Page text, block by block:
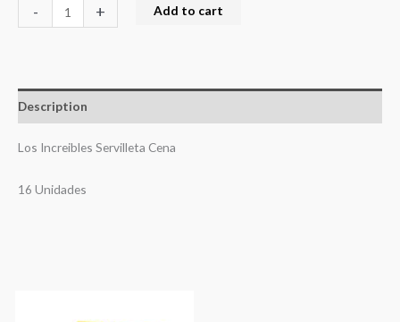
- + Add to cart
Description
Los Increibles Servilleta Cena
16 Unidades